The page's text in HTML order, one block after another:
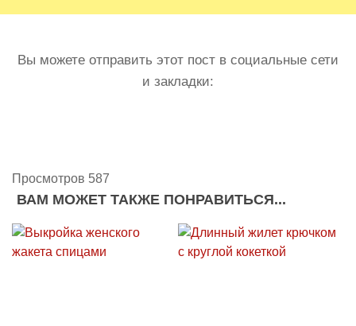
Вы можете отправить этот пост в социальные сети
и закладки:
Просмотров 587
ВАМ МОЖЕТ ТАКЖЕ ПОНРАВИТЬСЯ...